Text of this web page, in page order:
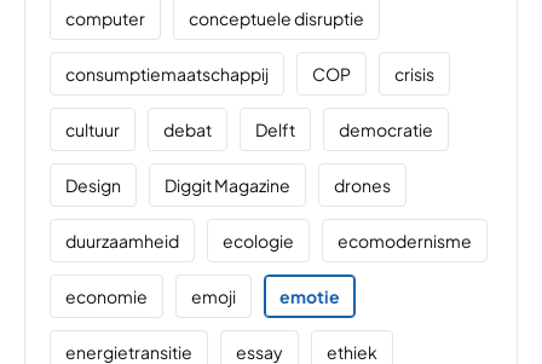
computer conceptuele disruptie
consumptiemaatschappij COP crisis
cultuur debat Delft democratie
Design Diggit Magazine drones
duurzaamheid ecologie ecomodernisme
economie emoji emotie
energietransitie essay ethiek